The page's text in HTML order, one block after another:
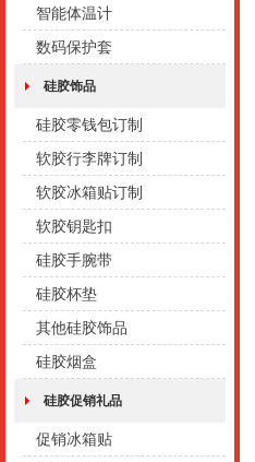
智能体温计
数码保护套
硅胶饰品
硅胶零钱包订制
软胶行李牌订制
软胶冰箱贴订制
软胶钥匙扣
硅胶手腕带
硅胶杯垫
其他硅胶饰品
硅胶烟盒
硅胶促销礼品
促销冰箱贴